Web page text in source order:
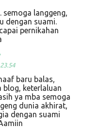
semoga langgeng,
dengan suami.
pernikahan
baru balas,
blog, keterlaluan
ya mba semoga
dunia akhirat,
dengan suami